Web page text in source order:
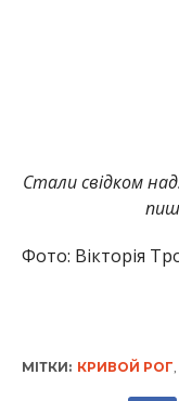
Стали свідком
Фото: Вікторія
МІТКИ: КРИВОЙ РОГ